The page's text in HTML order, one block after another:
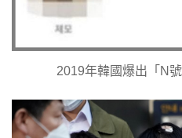
2019年韓國爆出「N